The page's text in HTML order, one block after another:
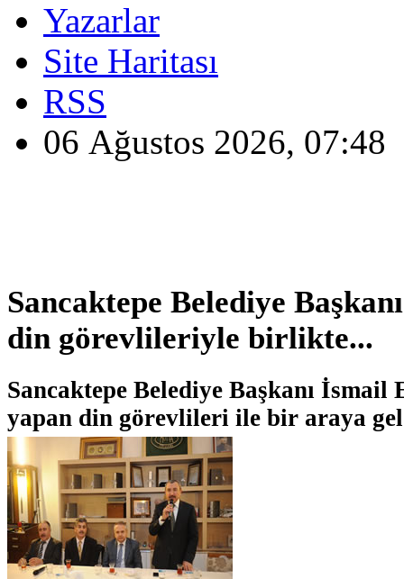
Yazarlar
Site Haritası
RSS
06 Ağustos 2026, 07:48
Sancaktepe Belediye
din görevlileriyle birlikte...
Sancaktepe Belediye Başkanı İsmail
yapan din görevlileri ile bir araya